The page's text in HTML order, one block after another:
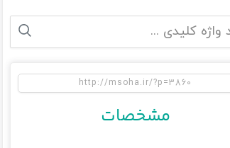
مشخصات